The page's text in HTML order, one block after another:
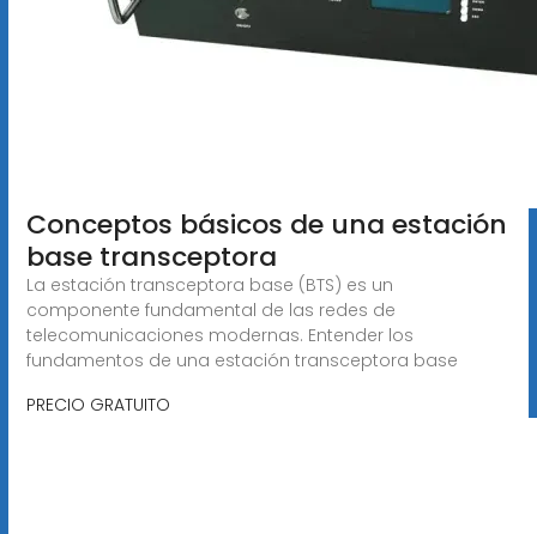
Conceptos básicos de una estación
base transceptora
La estación transceptora base (BTS) es un
componente fundamental de las redes de
telecomunicaciones modernas. Entender los
fundamentos de una estación transceptora base
PRECIO GRATUITO